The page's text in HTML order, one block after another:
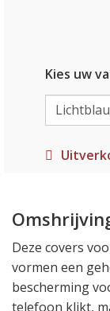
Kies uw
Deze covers
vormen een
bescherming
telefoon klikt,